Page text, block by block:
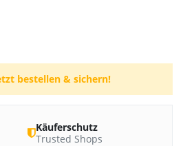
bestellen & sichern!
Käuferschutz
Trusted Shops